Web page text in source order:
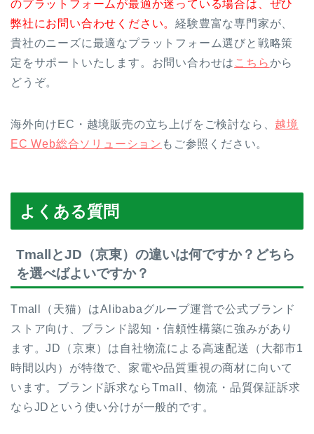
のプラットフォームが最適か迷っている場合は、ぜひ
弊社にお問い合わせください。経験豊富な専門家が、
貴社のニーズに最適なプラットフォーム選びと戦略策
定をサポートいたします。お問い合わせは こちらから
どうぞ。
海外向けEC・越境販売の立ち上げをご検討なら、 越境
EC Web総合ソリューション もご参照ください。
よくある質問
TmallとJD（京東）の違いは何ですか？どちら
を選べばよいですか？
Tmall（天猫）はAlibabaグループ運営で公式ブランド
ストア向け、ブランド認知・信頼性構築に強みがあり
ます。JD（京東）は自社物流による高速配送（大都市1
時間以内）が特徴で、家電や品質重視の商材に向いて
います。ブランド訴求ならTmall、物流・品質保証訴求
ならJDという使い分けが一般的です。